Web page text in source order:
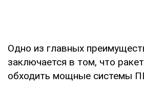
Одно из главных
заключается в том, что
обходить мощные системы